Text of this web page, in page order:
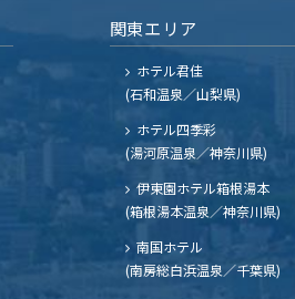
関東エリア
ホテル君佳
(石和温泉／山梨県)
ホテル四季彩
(湯河原温泉／神奈川県)
伊東園ホテル箱根湯本
(箱根湯本温泉／神奈川県)
南国ホテル
(南房総白浜温泉／千葉県)